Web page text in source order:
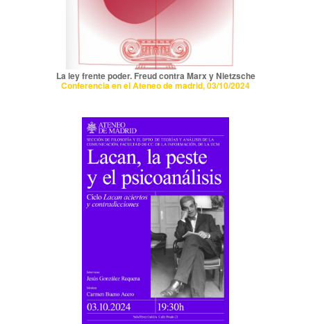
La ley frente poder. Freud contra Marx y Nietzsche
Conferencia en el Ateneo de madrid, 03/10/2024